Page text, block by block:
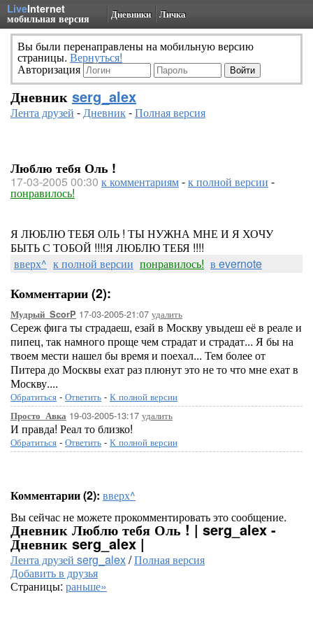
LiveInternet
мобильная версия Дневники Личка
Вы были перенаправлены на мобильную версию
страницы. Вернуться!
Авторизация
Дневник serg_alex
Лента друзей -Дневник-Полная версия
Люблю тебя Оль !
17-03-2005 00:30 к комментариям-к полной версии -
понравилось!
Я ЛЮБЛЮ ТЕБЯ ОЛЬ ! ТЫ НУЖНА МНЕ И Я ХОЧУ
БЫТЬ С ТОБОЙ !!!!Я ЛЮБЛЮ ТЕБЯ !!!!
вверх^ к полной версии понравилось! в evernote
Комментарии (2):
Мудрый_ScorP 17-03-2005-21:07 удалить
Сереж фига ты страдаеш, езай в Москву увыдеш её в реале и
пипец, так намного проще чем страдат и страдат... Я бы на
твоем мести нашел бы время и поехал... Тем более от
Питера до Москвы ехат раз плюнут это не то что мне ехат в
Москву....
Обратиться - Ответить - К полной версии
Просто_Авка 19-03-2005-13:17 удалить
И правда! Реал то близко!
Обратиться - Ответить - К полной версии
Комментарии (2): вверх^
Вы сейчас не можете прокомментировать это сообщение.
Дневник Люблю тебя Оль ! | serg_alex -
Дневник serg_alex |
Лента друзей serg_alex/Полная версия
Добавить в друзья
Страницы: раньше»